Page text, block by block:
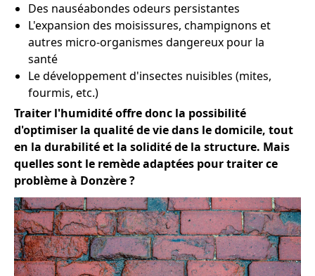
Des nauséabondes odeurs persistantes
L'expansion des moisissures, champignons et
autres micro-organismes dangereux pour la
santé
Le développement d'insectes nuisibles (mites,
fourmis, etc.)
Traiter l'humidité offre donc la possibilité
d'optimiser la qualité de vie dans le domicile, tout
en la durabilité et la solidité de la structure. Mais
quelles sont le remède adaptées pour traiter ce
problème à Donzère ?